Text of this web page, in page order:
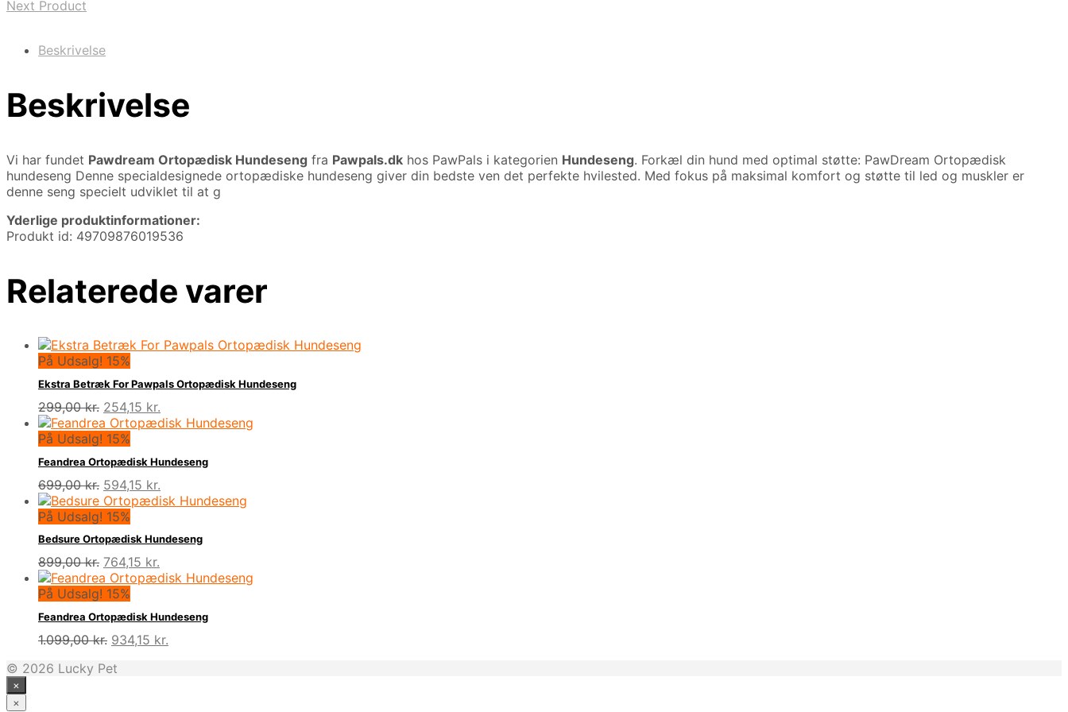
Next Product
Beskrivelse
Beskrivelse
Vi har fundet Pawdream Ortopædisk Hundeseng fra Pawpals.dk hos PawPals i kategorien Hundeseng. Forkæl din hund med optimal støtte: PawDream Ortopædisk
hundeseng Denne specialdesignede ortopædiske hundeseng giver din bedste ven det perfekte hvilested. Med fokus på maksimal komfort og støtte til led og muskler er
denne seng specielt udviklet til at g
Yderlige produktinformationer:
Produkt id: 49709876019536
Relaterede varer
På Udsalg! 15%
Ekstra Betræk For Pawpals Ortopædisk Hundeseng
299,00kr. Den
oprindelige
pris
299,00 kr..
254,15 kr.
aktuelle
254,15 kr..
På Udsalg! 15%
Feandrea Ortopædisk Hundeseng
699,00kr. Den
oprindelige
pris
699,00 kr..
594,15 kr.
aktuelle
er:
594,15 kr..
På Udsalg! 15%
Bedsure Ortopædisk Hundeseng
899,00kr. Den
oprindelige
pris
899,00 kr..
764,15 kr.
aktuelle
764,15 kr..
På Udsalg! 15%
Feandrea Ortopædisk Hundeseng
1.099,00kr. Den
pris
934,15 kr.
© 2026 Lucky Pet
×
×